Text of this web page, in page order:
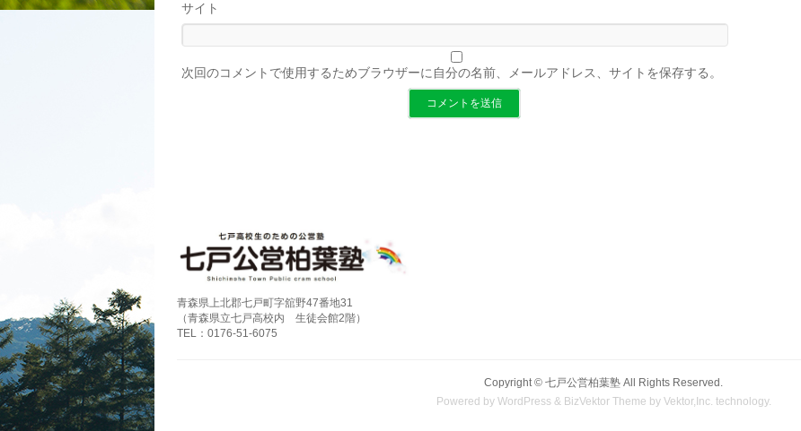
サイト
次回のコメントで使用するためブラウザーに自分の名前、メールアドレス、サイトを保存する。
青森県上北郡七戸町字舘野47番地31
（青森県立七戸高校内 生徒会館2階）
TEL：0176-51-6075
Copyright © 七戸公営柏葉塾 All Rights Reserved.
Powered by WordPress & BizVektor Theme by Vektor,Inc. technology.